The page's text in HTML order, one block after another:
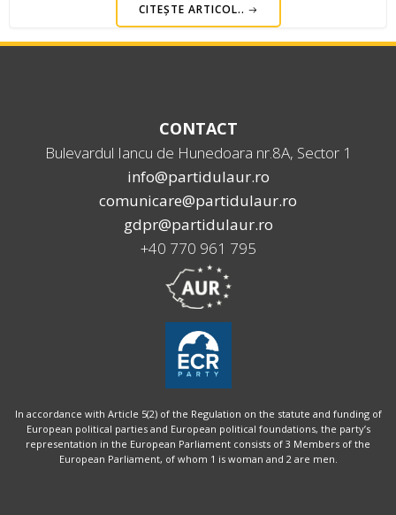
CITEȘTE ARTICOL..
CONTACT
Bulevardul Iancu de Hunedoara nr.8A, Sector 1
info@partidulaur.ro
comunicare@partidulaur.ro
gdpr@partidulaur.ro
+40 770 961 795
In accordance with Article 5(2) of the Regulation on the statute and funding of
European political parties and European political foundations, the party’s
representation in the European Parliament consists of 3 Members of the
European Parliament, of whom 1 is woman and 2 are men.